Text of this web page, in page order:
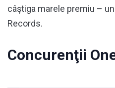
câştiga marele premiu –
Records.
Concurenţii